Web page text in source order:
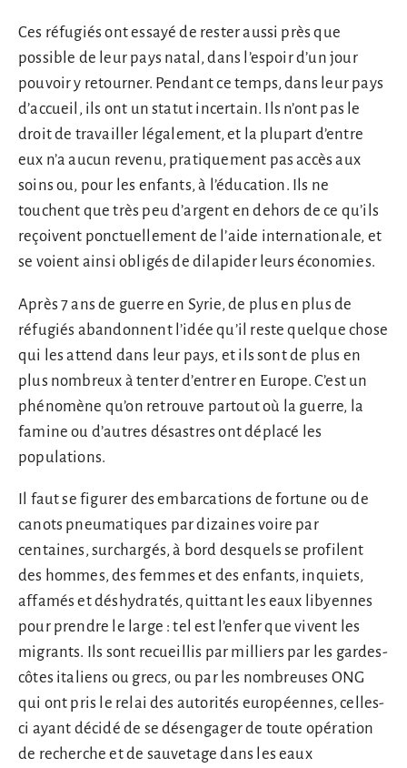
Ces réfugiés ont essayé de rester aussi près que
possible de leur pays natal, dans l’espoir d’un jour
pouvoir y retourner. Pendant ce temps, dans leur pays
d’accueil, ils ont un statut incertain. Ils n’ont pas le
droit de travailler légalement, et la plupart d’entre
eux n’a aucun revenu, pratiquement pas accès aux
soins ou, pour les enfants, à l’éducation. Ils ne
touchent que très peu d’argent en dehors de ce qu’ils
reçoivent ponctuellement de l’aide internationale, et
se voient ainsi obligés de dilapider leurs économies.
Après 7 ans de guerre en Syrie, de plus en plus de
réfugiés abandonnent l’idée qu’il reste quelque chose
qui les attend dans leur pays, et ils sont de plus en
plus nombreux à tenter d’entrer en Europe. C’est un
phénomène qu’on retrouve partout où la guerre, la
famine ou d’autres désastres ont déplacé les
populations.
Il faut se figurer des embarcations de fortune ou de
canots pneumatiques par dizaines voire par
centaines, surchargés, à bord desquels se profilent
des hommes, des femmes et des enfants, inquiets,
affamés et déshydratés, quittant les eaux libyennes
pour prendre le large : tel est l’enfer que vivent les
migrants. Ils sont recueillis par milliers par les gardes-
côtes italiens ou grecs, ou par les nombreuses ONG
qui ont pris le relai des autorités européennes, celles-
ci ayant décidé de se désengager de toute opération
de recherche et de sauvetage dans les eaux